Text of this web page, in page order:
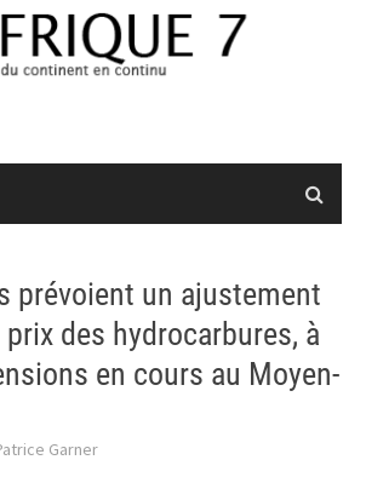
prévoient un ajustement
des hydrocarbures, à
en cours au Moyen-
Garner